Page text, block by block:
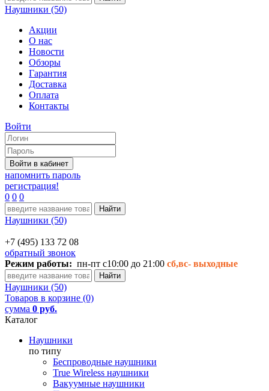
Наушники (50)
Акции
О нас
Новости
Обзоры
Гарантия
Доставка
Оплата
Контакты
Войти
напомнить пароль
регистрация!
0 0 0
Наушники (50)
+7 (495) 133 72 08
обратный звонок
Режим работы: пн-пт с10:00 до 21:00 сб,вс- выходные
Наушники (50)
Товаров в корзине (0)
сумма 0 руб.
Каталог
Наушники
по типу
Беспроводные наушники
True Wireless наушники
Вакуумные наушники